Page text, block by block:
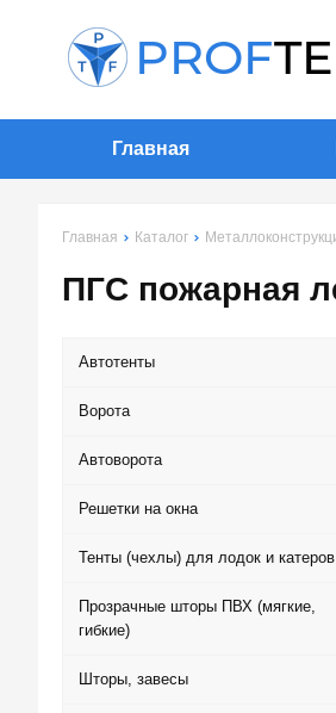
Главная
Главная Каталог
ПГС пожарная
Автотенты
Ворота
Автоворота
Решетки на окна
Тенты (чехлы) для лодок и катеров
Прозрачные шторы ПВХ (мягкие,
гибкие)
Шторы, завесы